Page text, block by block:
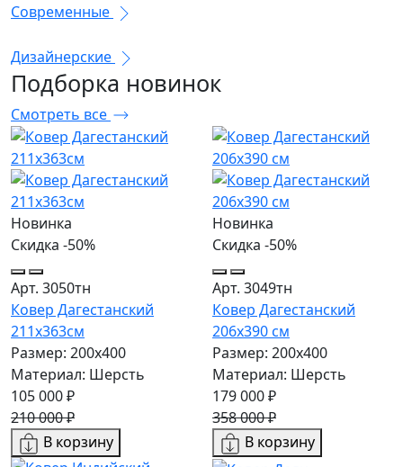
Современные
Дизайнерские
Подборка новинок
Смотреть все
Новинка
Скидка -50%
Арт. 3050тн
Ковер Дагестанский
211x363см
Размер: 200х400
Материал: Шерсть
105 000 ₽
210 000 ₽
В корзину
Новинка
Скидка -50%
Арт. 3049тн
Ковер Дагестанский
206x390 см
Размер: 200х400
Материал: Шерсть
179 000 ₽
358 000 ₽
В корзину